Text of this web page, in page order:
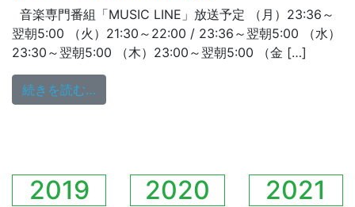
音楽専門番組「MUSIC LINE」放送予定 （月）23:36～
翌朝5:00 （火）21:30～22:00 / 23:36～翌朝5:00 （水）
23:30～翌朝5:00 （木）23:00～翌朝5:00 （金 […]
続きを読む…
2019 2020
2021